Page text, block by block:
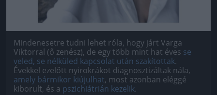
Mindenesetre tudni lehet róla, hogy járt Varga
Viktorral (ő zenész), de egy több mint hat éves se
veled, se nélküled kapcsolat után szakítottak.
Évekkel ezelőtt nyirokrákot diagnosztizáltak nála,
amely bármikor kiújulhat, most azonban eléggé
kiborult, és a pszichiátrián kezelik.